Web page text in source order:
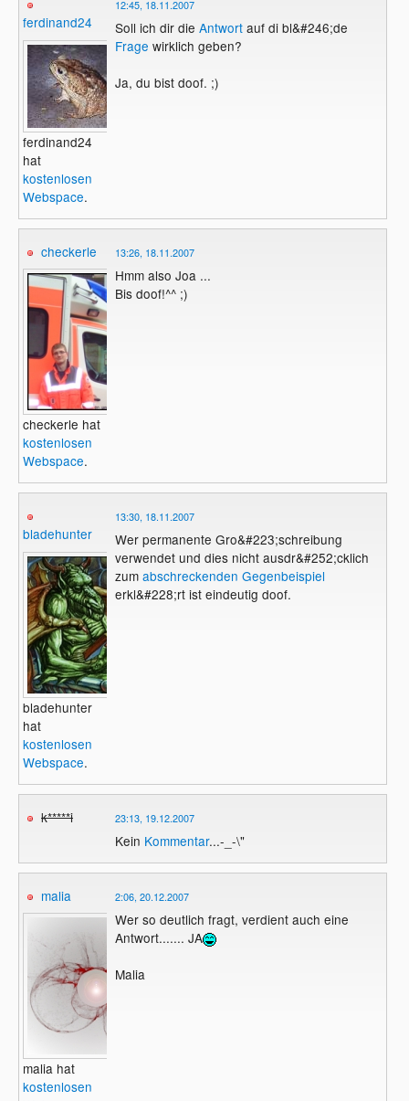
ferdinand24
ferdinand24
hat
kostenlosen
Webspace.
12:45, 18.11.2007
Soll ich dir die Antwortauf di bl&#246;de
Frage wirklich geben?
Ja, du bist doof. ;)
checkerle
checkerle hat
kostenlosen
Webspace.
13:26, 18.11.2007
Hmm also Joa ...
Bis doof!^^ ;)
bladehunter
bladehunter
hat
kostenlosen
Webspace.
13:30, 18.11.2007
Wer permanente Gro&#223;schreibung
verwendet und dies nicht ausdr&#252;cklich
zum abschreckenden Gegenbeispiel
erkl&#228;rt ist eindeutig doof.
k*****i 23:13, 19.12.2007
Kein Kommentar...-_-\"
malia
malia hat
kostenlosen
2:06, 20.12.2007
Wer so deutlich fragt, verdient auch eine
Antwort....... JA
Malia